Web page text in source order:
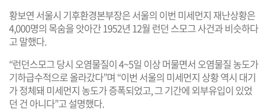
황보연 서울시 기후환경본부장은 서울의 이번 미세먼지 재난상황은
4,000명의 목숨을 앗아간 1952년 12월 런던 스모그 사건과 비슷하다
고 말했다.
“런던스모그 당시 오염물질이 4~5일 이상 머물면서 오염물질 농도가
기하급수적으로 올라갔다”며 “이번 서울의 미세먼지 상황 역시 대기
가 정체돼 미세먼지 농도가 증폭되었고, 그 기간에 외부유입이 있었
던 건 아니다”고 설명했다.